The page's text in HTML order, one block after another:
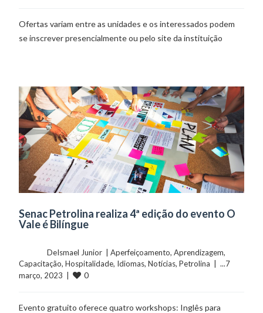
Ofertas variam entre as unidades e os interessados podem
se inscrever presencialmente ou pelo site da instituição
Senac Petrolina realiza 4ª edição do evento O
Vale é Bilíngue
	    	DeIsmael Junior  |
Aperfeiçoamento, Aprendizagem
Capacitação, Hospitalidade, Idiomas, Notícias, Petrolina
  |  ...7
março, 2023  |
0
Evento gratuito oferece quatro workshops: Inglês para